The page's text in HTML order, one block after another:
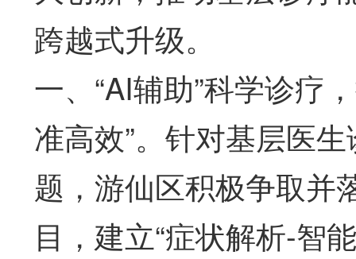
跨越式升级。
一、“AI辅助”科学诊疗
准高效”。针对基层医
题，游仙区积极争取并
目，建立“症状解析-智